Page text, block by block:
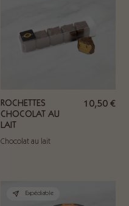
ROCHETTES
CHOCOLAT AU
LAIT
10,50 €
Chocolat au lait
Expédiable